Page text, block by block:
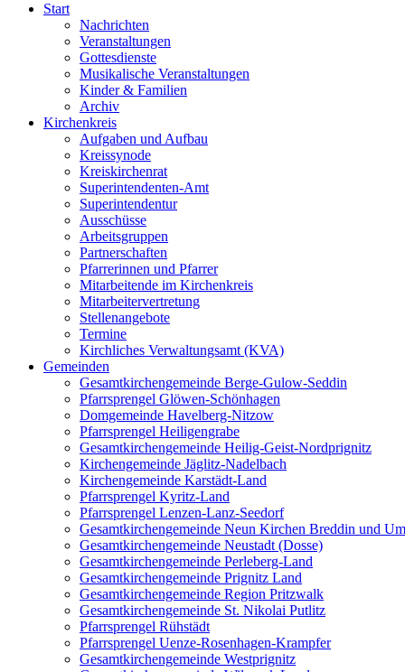
Start
Nachrichten
Veranstaltungen
Gottesdienste
Musikalische Veranstaltungen
Kinder & Familien
Archiv
Kirchenkreis
Aufgaben und Aufbau
Kreissynode
Kreiskirchenrat
Superintendenten-Amt
Superintendentur
Ausschüsse
Arbeitsgruppen
Partnerschaften
Pfarrerinnen und Pfarrer
Mitarbeitende im Kirchenkreis
Mitarbeitervertretung
Stellenangebote
Termine
Kirchliches Verwaltungsamt (KVA)
Gemeinden
Gesamtkirchengemeinde Berge-Gulow-Seddin
Pfarrsprengel Glöwen-Schönhagen
Domgemeinde Havelberg-Nitzow
Pfarrsprengel Heiligengrabe
Gesamtkirchengemeinde Heilig-Geist-Nordprignitz
Kirchengemeinde Jäglitz-Nadelbach
Kirchengemeinde Karstädt-Land
Pfarrsprengel Kyritz-Land
Pfarrsprengel Lenzen-Lanz-Seedorf
Gesamtkirchengemeinde Neun Kirchen Breddin und
Gesamtkirchengemeinde Neustadt (Dosse)
Gesamtkirchengemeinde Perleberg-Land
Gesamtkirchengemeinde Prignitz Land
Gesamtkirchengemeinde Region Pritzwalk
Gesamtkirchengemeinde St. Nikolai Putlitz
Pfarrsprengel Rühstädt
Pfarrsprengel Uenze-Rosenhagen-Krampfer
Gesamtkirchengemeinde Westprignitz